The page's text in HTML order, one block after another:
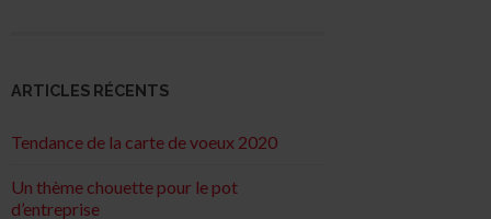
ARTICLES RÉCENTS
Tendance de la carte de voeux 2020
Un thème chouette pour le pot
d’entreprise